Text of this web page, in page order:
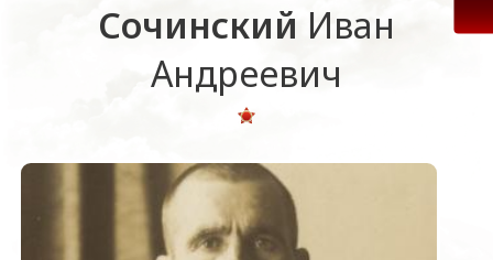
Сочинский Иван
Андреевич